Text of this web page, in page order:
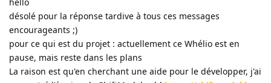
désolé pour la réponse tardive à tous ces messages
encourageants ;)
pour ce qui est du projet : actuellement ce Whélio est en
pause, mais reste dans les plans
La raison est qu'en cherchant une aide pour le développer, j'ai